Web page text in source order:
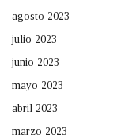
agosto 2023
julio 2023
junio 2023
mayo 2023
abril 2023
marzo 2023